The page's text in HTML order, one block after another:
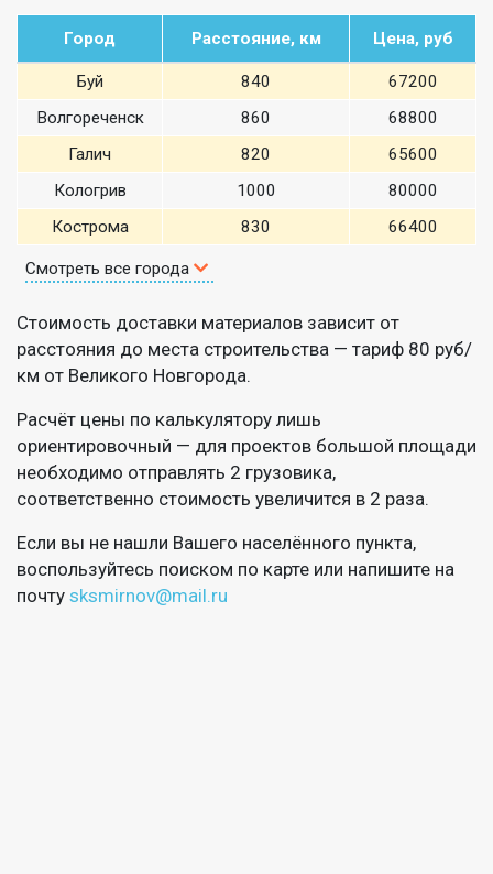
Город Расстояние, км Цена, руб
Буй 840
67200
Волгореченск
860
68800
Галич
820
65600
Кологрив
1000
80000
Кострома
830 66400
Смотреть все города
Стоимость доставки материалов зависит от
расстояния до места строительства — тариф 80 руб/
км от Великого Новгорода.
Расчёт цены по калькулятору лишь
ориентировочный — для проектов большой площади
необходимо отправлять 2 грузовика,
соответственно стоимость увеличится в 2 раза.
Если вы не нашли Вашего населённого пункта,
воспользуйтесь поиском по карте или напишите на
почту sksmirnov@mail.ru